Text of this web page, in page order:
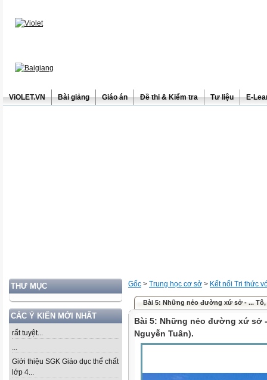
ViOLET.VN Bài giảng Giáo án Đề thi & Kiểm tra Tư liệu E-
THƯ MỤC
CÁC Ý KIẾN MỚI NHẤT
rất tuyệt...
...
Giới thiệu SGK Giáo dục thể chất
lớp 4...
Gốc > Trung học cơ sở > Kết nối Tri thức
Bài 5: Những nẻo đường xứ sở - ... Tô,
Bài 5: Những nẻo đường xứ sở
Nguyễn Tuân).